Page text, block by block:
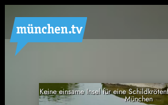
Keine einsame Insel für eine
München